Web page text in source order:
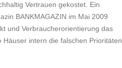
Vertrauen gekostet. Ein
BANKMAGAZIN im Mai 2009
und Verbraucherorientierung das
intern die falschen Prioritäten